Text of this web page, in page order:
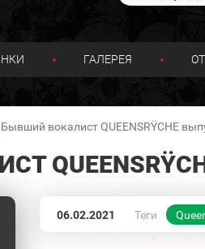
ГАЛЕРЕЯ
Бывший вокалист QUEENSRŸCHE
06.02.2021 Теги